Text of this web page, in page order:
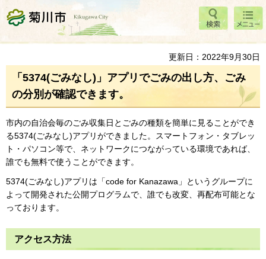
菊川市 検索
メニ
ュー
更新日：2022年9月30日
「5374(ごみなし)」アプリでごみの出し方、ごみ
の分別が確認できます。
市内の自治会毎のごみ収集日とごみの種類を簡単に見ることができ
る5374(ごみなし)アプリができました。スマートフォン・タブレッ
ト・パソコン等で、ネットワークにつながっている環境であれば、
誰でも無料で使うことができます。
5374(ごみなし)アプリは「code for Kanazawa」というグループに
よって開発された公開プログラムで、誰でも改変、再配布可能とな
っております。
アクセス方法